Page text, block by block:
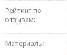
Рейтинг по
отзывам:
Материалы: